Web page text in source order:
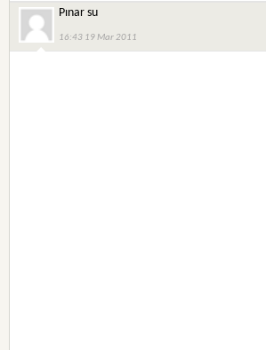
Pınar su
16:43 19 Mar 2011